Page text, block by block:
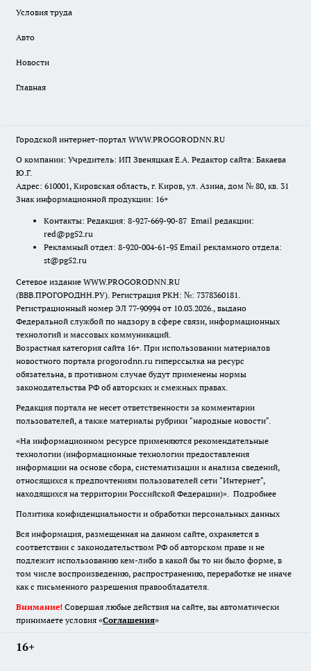
Условия труда
Авто
Новости
Главная
Городской интернет-портал WWW.PROGORODNN.RU
О компании: Учредитель: ИП Звеняцкая Е.А. Редактор сайта: Бакаева
Ю.Г.
Адрес: 610001, Кировская область, г. Киров, ул. Азина, дом № 80, кв. 31
Знак информационной продукции: 16+
Контакты: Редакция: 8-927-669-90-87 Email редакции:
red@pg52.ru
Рекламный отдел: 8-920-004-61-95 Email рекламного отдела:
st@pg52.ru
Сетевое издание WWW.PROGORODNN.RU
(ВВВ.ПРОГОРОДНН.РУ). Регистрация РКН: №: 7378360181.
Регистрационный номер ЭЛ 77-90994 от 10.03.2026., выдано
Федеральной службой по надзору в сфере связи, информационных
технологий и массовых коммуникаций.
Возрастная категория сайта 16+. При использовании материалов
новостного портала progorodnn.ru гиперссылка на ресурс
обязательна, в противном случае будут применены нормы
законодательства РФ об авторских и смежных правах.
Редакция портала не несет ответственности за комментарии
пользователей, а также материалы рубрики "народные новости".
«На информационном ресурсе применяются рекомендательные
технологии (информационные технологии предоставления
информации на основе сбора, систематизации и анализа сведений,
относящихся к предпочтениям пользователей сети "Интернет",
находящихся на территории Российской Федерации)». Подробнее
Политика конфиденциальности и обработки персональных данных
Вся информация, размещенная на данном сайте, охраняется в
соответствии с законодательством РФ об авторском праве и не
подлежит использованию кем-либо в какой бы то ни было форме, в
том числе воспроизведению, распространению, переработке не иначе
как с письменного разрешения правообладателя.
Внимание! Совершая любые действия на сайте, вы автоматически
принимаете условия «Cоглашения»
16+